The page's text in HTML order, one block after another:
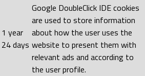
1 year
24 days
Google DoubleClick IDE cookies
are used to store information
about how the user uses the
website to present them with
relevant ads and according to
the user profile.